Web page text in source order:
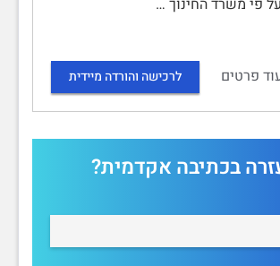
פי משרד החינוך …
פרטים
לרכישה והורדה מיידית
בכתיבה אקדמית?